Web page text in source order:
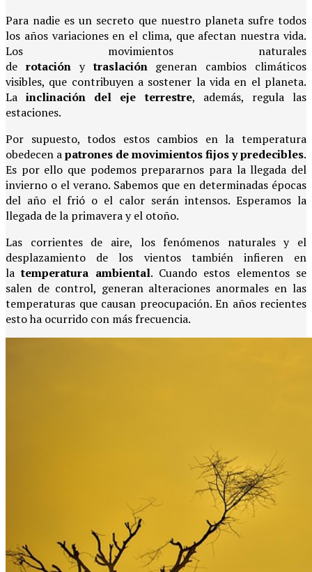
Para nadie es un secreto que nuestro planeta sufre todos
los años variaciones en el clima, que afectan nuestra vida.
Los movimientos naturales
de rotaciónytraslacióngeneran cambios climáticos
visibles, que contribuyen a sostener la vida en el planeta.
Lainclinación del eje terrestre, además, regula las
estaciones.
Por supuesto, todos estos cambios en la temperatura
obedecen apatrones de movimientos fijos y predecibles.
Es por ello que podemos prepararnos para la llegada del
invierno o el verano. Sabemos que en determinadas épocas
del año el frió o el calor serán intensos. Esperamos la
llegada de la primavera y el otoño.
Las corrientes de aire, los fenómenos naturales y el
desplazamiento de los vientos también infieren en
latemperatura ambiental. Cuando estos elementos se
salen de control, generan alteraciones anormales en las
temperaturas que causan preocupación. En años recientes
esto ha ocurrido con más frecuencia.